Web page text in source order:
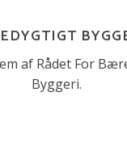
af Rådet For
Byggeri.